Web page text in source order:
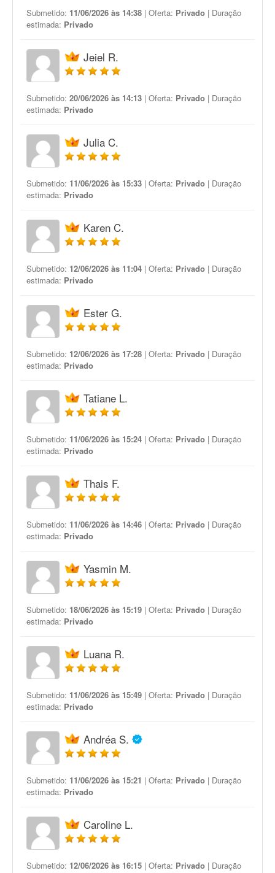
Submetido: 11/06/2026 às 14:38 | Oferta: Privado | Duração
estimada: Privado
Jeiel R.
Submetido: 20/06/2026 às 14:13 | Oferta: Privado | Duração
estimada: Privado
Julia C.
Submetido: 11/06/2026 às 15:33 | Oferta: Privado | Duração
estimada: Privado
Karen C.
Submetido: 12/06/2026 às 11:04 | Oferta: Privado | Duração
estimada: Privado
Ester G.
Submetido: 12/06/2026 às 17:28 | Oferta: Privado | Duração
estimada: Privado
Tatiane L.
Submetido: 11/06/2026 às 15:24 | Oferta: Privado | Duração
estimada: Privado
Thais F.
Submetido: 11/06/2026 às 14:46 | Oferta: Privado | Duração
estimada: Privado
Yasmin M.
Submetido: 18/06/2026 às 15:19 | Oferta: Privado | Duração
estimada: Privado
Luana R.
Submetido: 11/06/2026 às 15:49 | Oferta: Privado | Duração
estimada: Privado
Andréa S.
Submetido: 11/06/2026 às 15:21 | Oferta: Privado | Duração
estimada: Privado
Caroline L.
Submetido: 12/06/2026 às 16:15 | Oferta: Privado | Duração